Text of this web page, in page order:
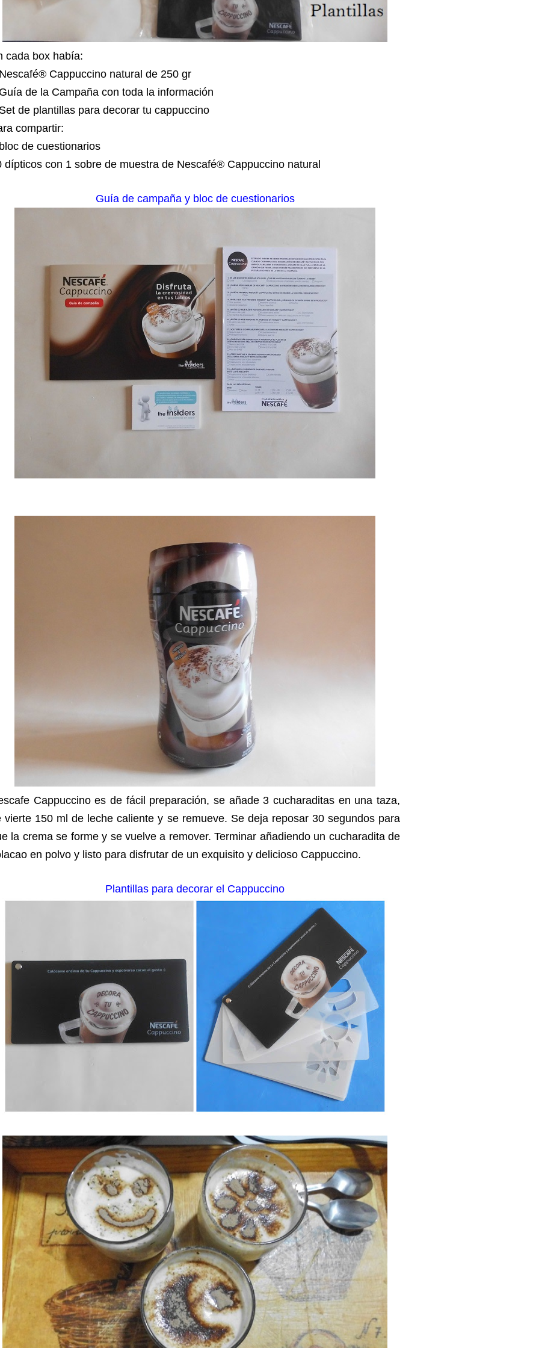
cada box había:
escafé® Cappuccino natural de 250 gr
de la Campaña con toda la información
de plantillas para decorar tu cappuccino
compartir:
de cuestionarios
dípticos con 1 sobre de muestra de Nescafé® Cappuccino natural
Guía de campaña y bloc de cuestionarios
Cappuccino es de fácil preparación, se añade 3 cucharaditas en una taza,
vierte 150 ml de leche caliente y se remueve. Se deja reposar 30 segundos para
la crema se forme y se vuelve a remover. Terminar añadiendo un cucharadita de
en polvo y listo para disfrutar de un exquisito y delicioso Cappuccino.
Plantillas para decorar el Cappuccino